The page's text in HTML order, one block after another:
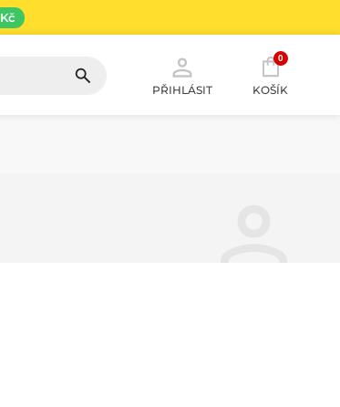
PŘIHLÁSIT
0
KOŠÍK